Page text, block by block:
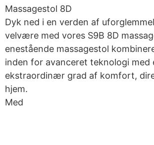
Massagestol 8D
Dyk ned i en verden af
velvære med vores S9B 8D
enestående massagestol
inden for avanceret teknologi med
ekstraordinær grad af komfort,
hjem.
Med